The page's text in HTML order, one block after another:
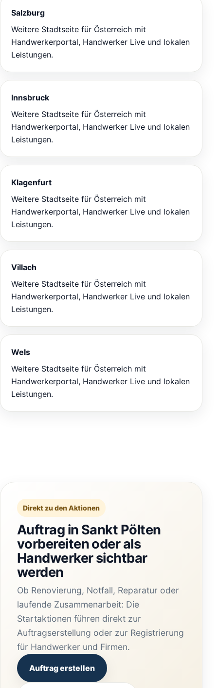
Salzburg
Weitere Stadtseite für Österreich mit
Handwerkerportal, Handwerker Live und lokalen
Leistungen.
Innsbruck
Weitere Stadtseite für Österreich mit
Handwerkerportal, Handwerker Live und lokalen
Leistungen.
Klagenfurt
Weitere Stadtseite für Österreich mit
Handwerkerportal, Handwerker Live und lokalen
Leistungen.
Villach
Weitere Stadtseite für Österreich mit
Handwerkerportal, Handwerker Live und lokalen
Leistungen.
Wels
Weitere Stadtseite für Österreich mit
Handwerkerportal, Handwerker Live und lokalen
Leistungen.
Direkt zu den Aktionen
Auftrag in Sankt Pölten
vorbereiten oder als
Handwerker sichtbar
werden
Ob Renovierung, Notfall, Reparatur oder
laufende Zusammenarbeit: Die
Startaktionen führen direkt zur
Auftragserstellung oder zur Registrierung
für Handwerker und Firmen.
Auftrag erstellen